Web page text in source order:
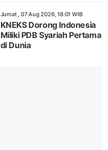
Jumat , 07 Aug 2026, 18:01 WIB
KNEKS Dorong Indonesia
Miliki PDB Syariah Pertama
di Dunia